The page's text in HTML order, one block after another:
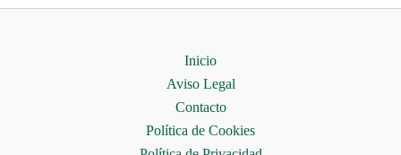
Inicio
Aviso Legal
Contacto
Política de Cookies